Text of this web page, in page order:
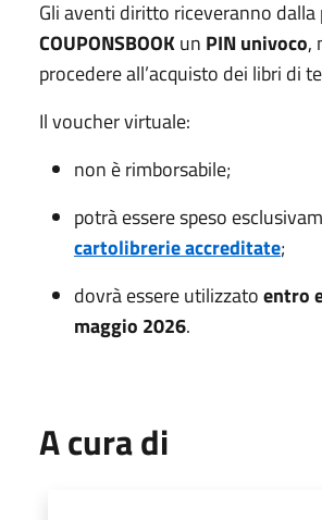
Gli aventi diritto riceveranno
COUPONSBOOKun PIN univoco,
procedere all’acquisto dei libri di
Il voucher virtuale:
non è rimborsabile;
potrà essere speso
cartolibrerie accreditate;
dovrà essere utilizzatoentro
maggio 2026.
A cura di